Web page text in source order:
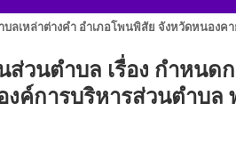
ลเหล่าต่างคำ อำเภอโพนพิสัย จังหวัดหนองค
วนตําบล เรื่อง กําหนด
งค์การบริหารส่วนตำบ